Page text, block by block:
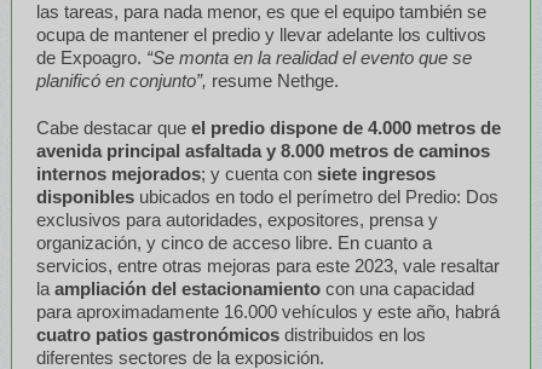
las tareas, para nada menor, es que el equipo también se
ocupa de mantener el predio y llevar adelante los cultivos
de Expoagro. “Se monta en la realidad el evento que se
planificó en conjunto”, resume Nethge.
Cabe destacar que el predio dispone de 4.000 metros de
avenida principal asfaltada y 8.000 metros de caminos
internos mejorados; y cuenta con siete ingresos
disponiblesubicados en todo el perímetro del Predio: Dos
exclusivos para autoridades, expositores, prensa y
organización, y cinco de acceso libre. En cuanto a
servicios, entre otras mejoras para este 2023, vale resaltar
la ampliación del estacionamientocon una capacidad
para aproximadamente 16.000 vehículos y este año, habrá
cuatro patios gastronómicosdistribuidos en los
diferentes sectores de la exposición.